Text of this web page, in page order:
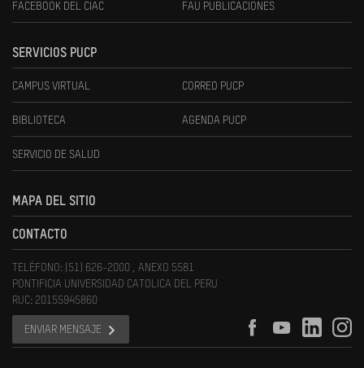
FACEBOOK DEL CIAC FAU PUBLICACIONES
SERVICIOS PUCP
CAMPUS VIRTUAL CORREO PUCP
BIBLIOTECA AGENDA PUCP
SERVICIO DE SALUD
MAPA DEL SITIO
CONTACTO
TELÉFONO: (51) 626-2000 , ANEXO 5581
PONTIFICIA UNIVERSIDAD CATOLICA DEL PERU
RUC: 20155945860
ENVIAR MENSAJE